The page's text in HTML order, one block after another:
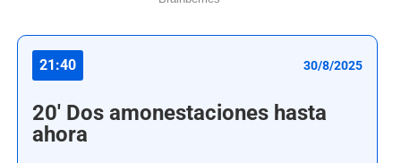
21:40 30/8/2025
20' Dos amonestaciones hasta
ahora